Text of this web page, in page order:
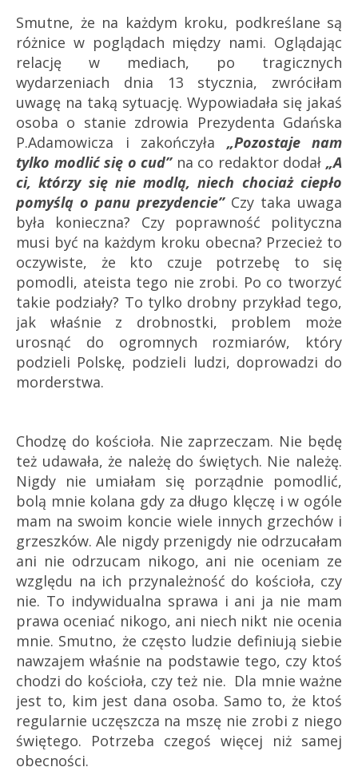
Smutne, że na każdym kroku, podkreślane są
różnice w poglądach między nami. Oglądając
relację w mediach, po tragicznych
wydarzeniach dnia 13 stycznia, zwróciłam
uwagę na taką sytuację. Wypowiadała się jakaś
osoba o stanie zdrowia Prezydenta Gdańska
P.Adamowicza i zakończyła „Pozostaje nam
tylko modlić się o cud” na co redaktor dodał„A
ci, którzy się nie modlą, niech chociaż ciepło
pomyślą o panu prezydencie”Czy taka uwaga
była konieczna? Czy poprawność polityczna
musi być na każdym kroku obecna? Przecież to
oczywiste, że kto czuje potrzebę to się
pomodli, ateista tego nie zrobi. Po co tworzyć
takie podziały? To tylko drobny przykład tego,
jak właśnie z drobnostki, problem może
urosnąć do ogromnych rozmiarów, który
podzieli Polskę, podzieli ludzi, doprowadzi do
morderstwa.
Chodzę do kościoła. Nie zaprzeczam. Nie będę
też udawała, że należę do świętych. Nie należę.
Nigdy nie umiałam się porządnie pomodlić,
bolą mnie kolana gdy za długo klęczę i w ogóle
mam na swoim koncie wiele innych grzechów i
grzeszków. Ale nigdy przenigdy nie odrzucałam
ani nie odrzucam nikogo, ani nie oceniam ze
względu na ich przynależność do kościoła, czy
nie. To indywidualna sprawa i ani ja nie mam
prawa oceniać nikogo, ani niech nikt nie ocenia
mnie. Smutno, że często ludzie definiują siebie
nawzajem właśnie na podstawie tego, czy ktoś
chodzi do kościoła, czy też nie. Dla mnie ważne
jest to, kim jest dana osoba. Samo to, że ktoś
regularnie uczęszcza na mszę nie zrobi z niego
świętego. Potrzeba czegoś więcej niż samej
obecności.